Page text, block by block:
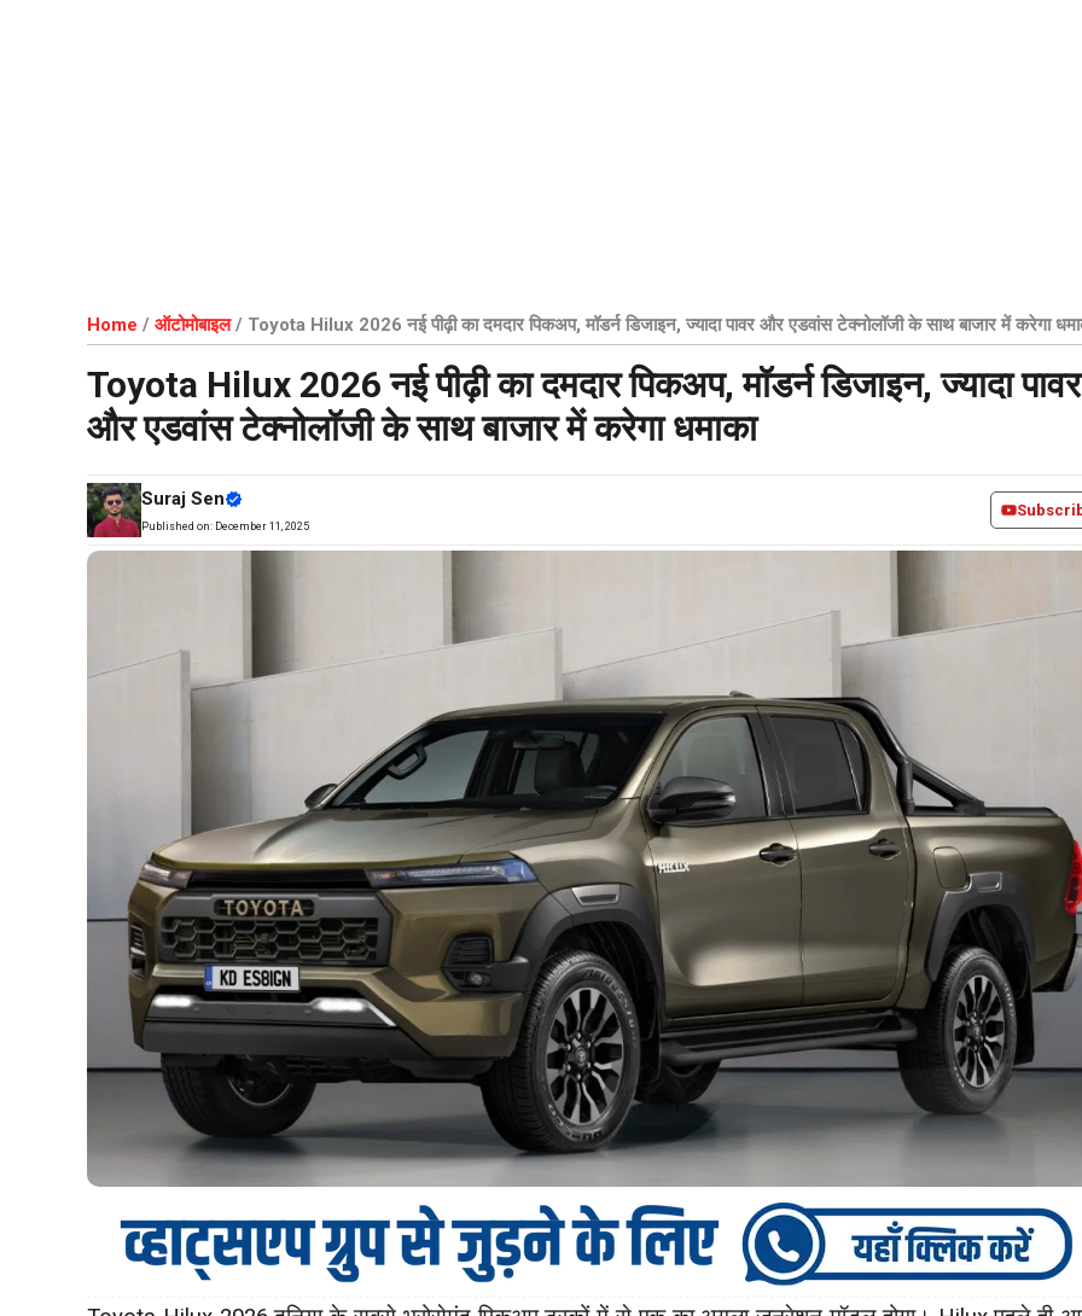
Home / ऑटोमोबाइल/ Toyota Hilux 2026 नई पीढ़ी का दमदार पिकअप, मॉडर्न डिजाइन, ज्यादा पावर और एडवांस टेक्नोलॉजी के साथ बाजार में करेगा
Toyota Hilux 2026 नई पीढ़ी का दमदार पिकअप, मॉडर्न डिजाइन, ज्यादा पावर
और एडवांस टेक्नोलॉजी के साथ बाजार में करेगा धमाका
Suraj Sen
Published on: December 11, 2025